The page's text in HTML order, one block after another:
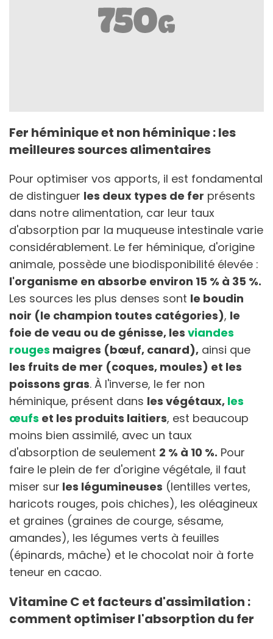
Fer héminique et non héminique : les
meilleures sources alimentaires
Pour optimiser vos apports, il est fondamental
de distinguer les deux types de fer présents
dans notre alimentation, car leur taux
d'absorption par la muqueuse intestinale varie
considérablement. Le fer héminique, d'origine
animale, possède une biodisponibilité élevée :
l'organisme en absorbe environ 15 % à 35 %.
Les sources les plus denses sont le boudin
noir (le champion toutes catégories), le
foie de veau ou de génisse, les viandes
rouges maigres (bœuf, canard), ainsi que
les fruits de mer (coques, moules) et les
poissons gras. À l'inverse, le fer non
héminique, présent dans les végétaux, les
œufs et les produits laitiers, est beaucoup
moins bien assimilé, avec un taux
d'absorption de seulement 2 % à 10 %. Pour
faire le plein de fer d'origine végétale, il faut
miser sur les légumineuses (lentilles vertes,
haricots rouges, pois chiches), les oléagineux
et graines (graines de courge, sésame,
amandes), les légumes verts à feuilles
(épinards, mâche) et le chocolat noir à forte
teneur en cacao.
Vitamine C et facteurs d'assimilation :
comment optimiser l'absorption du fer